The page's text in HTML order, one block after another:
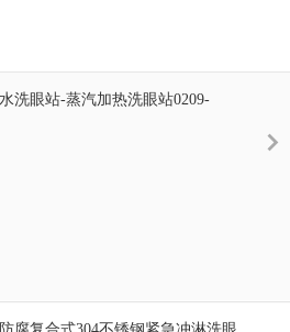
洗眼站-蒸汽加热洗眼站0209-